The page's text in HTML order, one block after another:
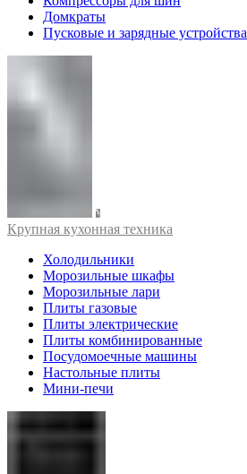
Домкраты
Пусковые и зарядные устройства
Крупная кухонная техника
Холодильники
Морозильные шкафы
Морозильные лари
Плиты газовые
Плиты электрические
Плиты комбинированные
Посудомоечные машины
Настольные плиты
Мини-печи